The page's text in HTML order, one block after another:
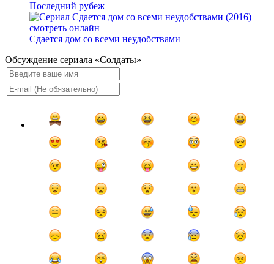
Последний рубеж
Сдается дом со всеми неудобствами
Обсуждение сериала «Солдаты»